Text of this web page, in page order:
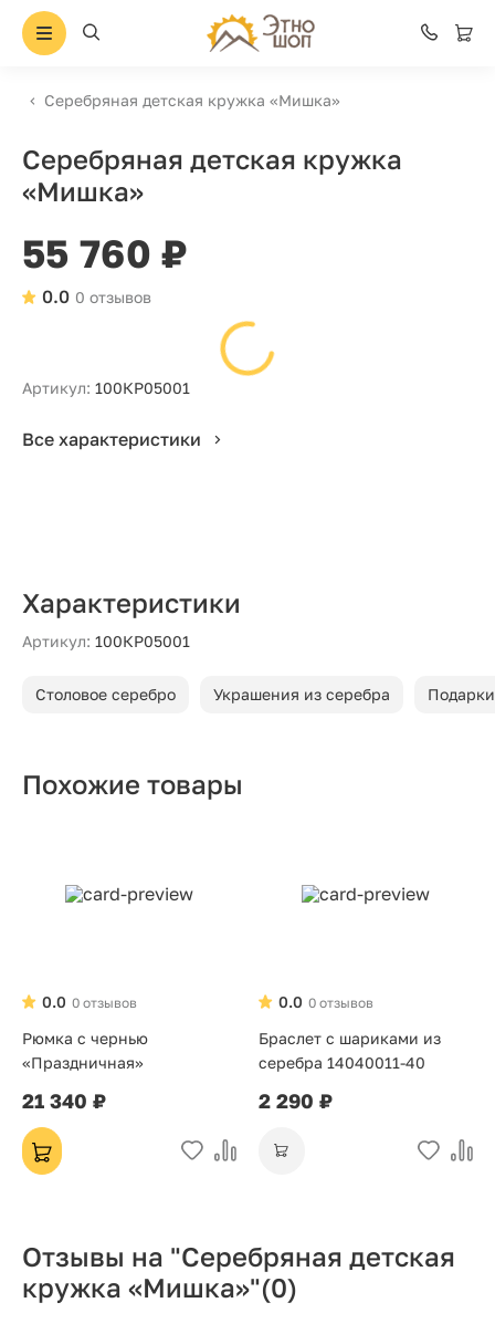
Серебряная детская кружка «Мишка»
Серебряная детская кружка
«Мишка»
55 760 ₽
0 отзывов
0.0
Артикул: 100КР05001
Все характеристики
Характеристики
Артикул: 100КР05001
Столовое серебро Украшения из серебра
Похожие товары
0 отзывов
0.0
Рюмка с чернью
«Праздничная»
21 340 ₽
0 отзывов
0.0
Браслет с шариками из
серебра 14040011-40
2 290 ₽
Отзывы на "Серебряная детская
кружка «Мишка»"(0)